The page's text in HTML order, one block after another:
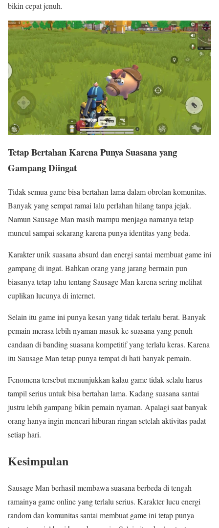
bikin cepat jenuh.
Tetap Bertahan Karena Punya Suasana yang
Gampang Diingat
Tidak semua game bisa bertahan lama dalam obrolan komunitas.
Banyak yang sempat ramai lalu perlahan hilang tanpa jejak.
Namun Sausage Man masih mampu menjaga namanya tetap
muncul sampai sekarang karena punya identitas yang beda.
Karakter unik suasana absurd dan energi santai membuat game ini
gampang di ingat. Bahkan orang yang jarang bermain pun
biasanya tetap tahu tentang Sausage Man karena sering melihat
cuplikan lucunya di internet.
Selain itu game ini punya kesan yang tidak terlalu berat. Banyak
pemain merasa lebih nyaman masuk ke suasana yang penuh
candaan di banding suasana kompetitif yang terlalu keras. Karena
itu Sausage Man tetap punya tempat di hati banyak pemain.
Fenomena tersebut menunjukkan kalau game tidak selalu harus
tampil serius untuk bisa bertahan lama. Kadang suasana santai
justru lebih gampang bikin pemain nyaman. Apalagi saat banyak
orang hanya ingin mencari hiburan ringan setelah aktivitas padat
setiap hari.
Kesimpulan
Sausage Man berhasil membawa suasana berbeda di tengah
ramainya game online yang terlalu serius. Karakter lucu energi
random dan komunitas santai membuat game ini tetap punya